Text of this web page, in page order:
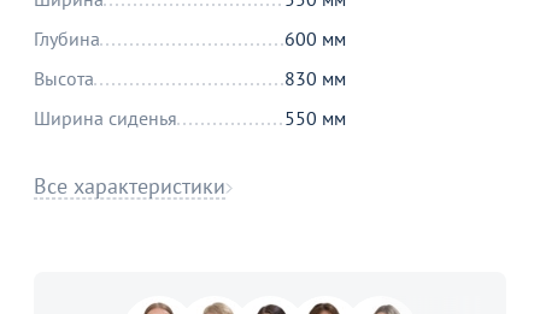
Глубина
600 мм
Высота
830 мм
Ширина сиденья
550 мм
Все характеристики